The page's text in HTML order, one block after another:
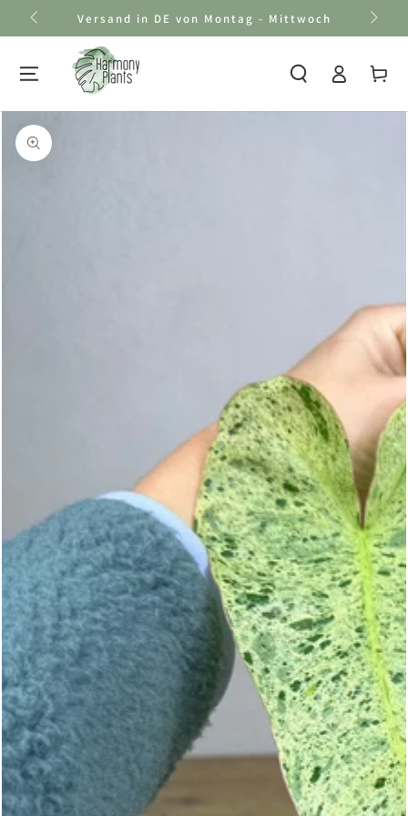
Zum Inhalt
springenVersand in DE von Montag - Mittwoch
Einloggen
Zu den
Produktinformationen
springen